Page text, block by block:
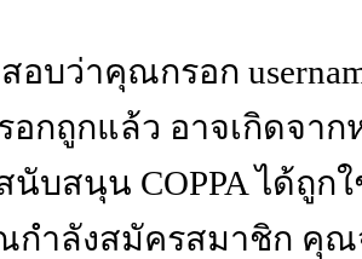
อบว่าคุณกรอก
กถูกแล้ว อาจเกิดจาก
นับสนุน COPPA ได้ถู
ำลังสมัครสมาชิก คุ